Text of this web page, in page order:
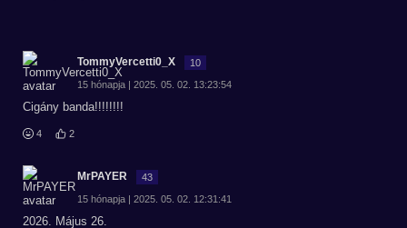
TommyVercetti0_X 10
15 hónapja | 2025. 05. 02. 13:23:54
Cigány banda!!!!!!!!
2
4
MrPAYER 43
15 hónapja | 2025. 05. 02. 12:31:41
2026. Május 26.